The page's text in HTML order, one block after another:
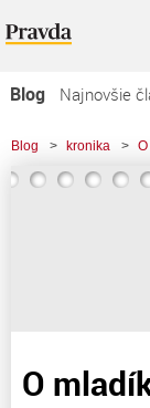
Blog
Najnovšie
Najčítanejšie
Blog > kronika >
O